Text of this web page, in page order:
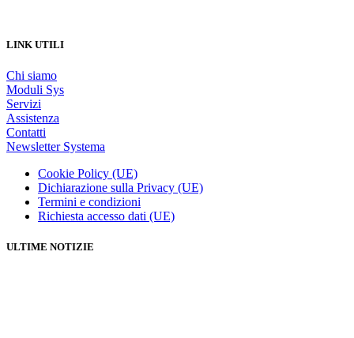
LINK UTILI
Chi siamo
Moduli Sys
Servizi
Assistenza
Contatti
Newsletter Systema
Cookie Policy (UE)
Dichiarazione sulla Privacy (UE)
Termini e condizioni
Richiesta accesso dati (UE)
ULTIME NOTIZIE